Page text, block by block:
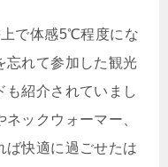
で体感5℃程度にな
忘れて参加した観光
も紹介されていまし
ックウォーマー、
ば快適に過ごせたは